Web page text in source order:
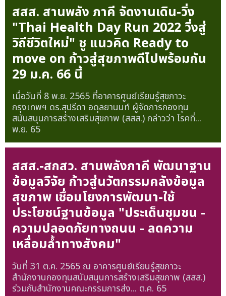
สสส. สานพลัง ภาคี จัดงานเดิน-วิ่ง
"Thai Health Day Run 2022 วิ่งสู่
วิถีชีวิตใหม่" ชู แนวคิด Ready to
move on ก้าวสู่สุขภาพดีไปพร้อมกัน
29 ม.ค. 66 นี้
เมื่อวันที่ 8 พ.ย. 2565 ที่อาคารศูนย์เรียนรู้สุขภาวะ
กรุงเทพฯ ดร.สุปรีดา อดุลยานนท์ ผู้จัดการกองทุน
สนับสนุนการสร้างเสริมสุขภาพ (สสส.) กล่าวว่า โรคที่...
พ.ย. 65
สสส.-สกสว. สานพลังภาคี พัฒนาฐาน
ข้อมูลวิจัย ก้าวสู่นวัตกรรมคลังข้อมูล
สุขภาพ เชื่อมโยงการพัฒนา-ใช้
ประโยชน์ฐานข้อมูล "ประเด็นชุมชน -
ความปลอดภัยทางถนน - ลดความ
เหลื่อมล้ำทางสังคม"
วันที่ 31 ต.ค. 2565 ณ อาคารศูนย์เรียนรู้สุขภาวะ
สำนักงานกองทุนสนับสนุนการสร้างเสริมสุขภาพ (สสส.)
ร่วมกับสำนักงานคณะกรรมการส่ง... ต.ค. 65